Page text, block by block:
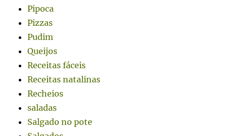
Pipoca
Pizzas
Pudim
Queijos
Receitas fáceis
Receitas natalinas
Recheios
saladas
Salgado no pote